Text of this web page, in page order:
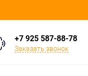
+7 925 587-88-78
Заказать звонок